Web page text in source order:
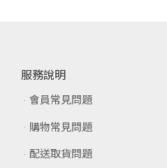
服務說明
會員常見問題
購物常見問題
配送取貨問題